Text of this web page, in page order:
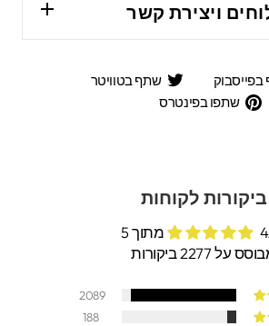
ויצירת קשר
שתף
בפייסבוק
שתף בטוויטר
שתפו בפינטרס
ביקורות לקוחות
5
על 2277 ביקורות
2089
188